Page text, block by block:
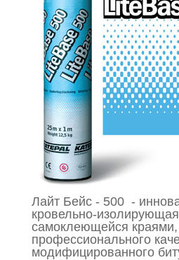
Лайт Бейс - 500 -
кровельно-
самоклеющейся краями,
профессионального
модифицированного